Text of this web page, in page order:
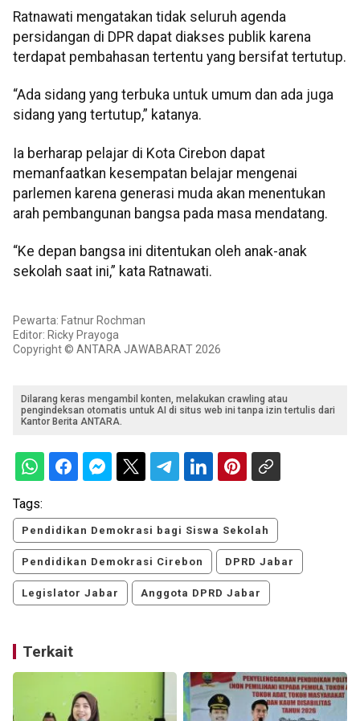
Ratnawati mengatakan tidak seluruh agenda
persidangan di DPR dapat diakses publik karena
terdapat pembahasan tertentu yang bersifat tertutup.
“Ada sidang yang terbuka untuk umum dan ada juga
sidang yang tertutup,” katanya.
Ia berharap pelajar di Kota Cirebon dapat
memanfaatkan kesempatan belajar mengenai
parlemen karena generasi muda akan menentukan
arah pembangunan bangsa pada masa mendatang.
“Ke depan bangsa ini ditentukan oleh anak-anak
sekolah saat ini,” kata Ratnawati.
Pewarta: Fatnur Rochman
Editor: Ricky Prayoga
Copyright © ANTARA JAWABARAT 2026
Dilarang keras mengambil konten, melakukan crawling atau
pengindeksan otomatis untuk AI di situs web ini tanpa izin tertulis dari
Kantor Berita ANTARA.
Tags:
Pendidikan Demokrasi bagi Siswa Sekolah
Pendidikan Demokrasi Cirebon DPRD Jabar
Legislator Jabar Anggota DPRD Jabar
Terkait